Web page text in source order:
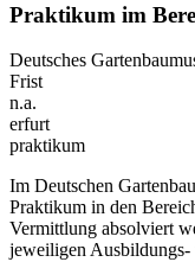
Praktikum im
Deutsches
Frist
n.a.
erfurt
praktikum
Im Deutschen
Praktikum in den
Vermittlung absolviert
jeweiligen